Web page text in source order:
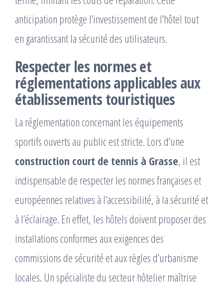
anticipation protège l’investissement de l’hôtel tout
en garantissant la sécurité des utilisateurs.
Respecter les normes et
réglementations applicables aux
établissements touristiques
La réglementation concernant les équipements
sportifs ouverts au public est stricte. Lors d’une
construction court de tennis à Grasse, il est
indispensable de respecter les normes françaises et
européennes relatives à l’accessibilité, à la sécurité et
à l’éclairage. En effet, les hôtels doivent proposer des
installations conformes aux exigences des
commissions de sécurité et aux règles d’urbanisme
locales. Un spécialiste du secteur hôtelier maîtrise